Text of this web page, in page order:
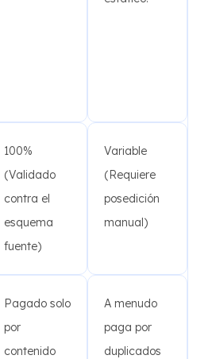
100%
(Validado
contra el
esquema
fuente)
Variable
(Requiere
posedición
manual)
Pagado solo
por
contenido
A menudo
paga por
duplicados